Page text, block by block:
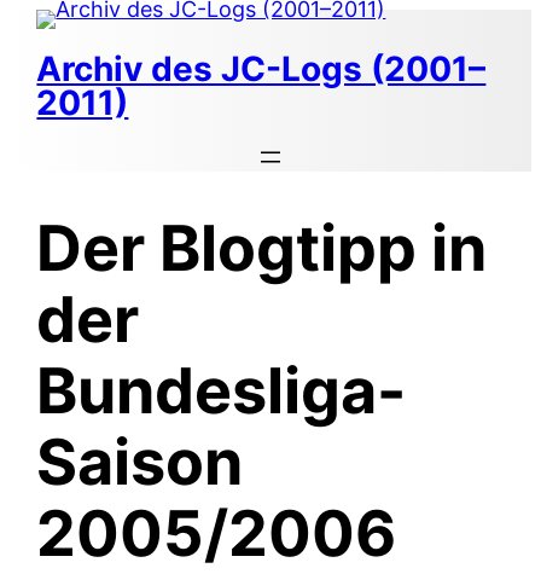
Zum
Inhalt
springen
Archiv des JC-Logs (2001–
2011)
Der Blogtipp in
der
Bundesliga-
Saison
2005/2006